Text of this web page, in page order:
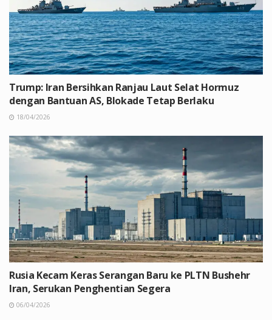
Trump: Iran Bersihkan Ranjau Laut Selat Hormuz
dengan Bantuan AS, Blokade Tetap Berlaku
18/04/2026
Rusia Kecam Keras Serangan Baru ke PLTN Bushehr
Iran, Serukan Penghentian Segera
06/04/2026